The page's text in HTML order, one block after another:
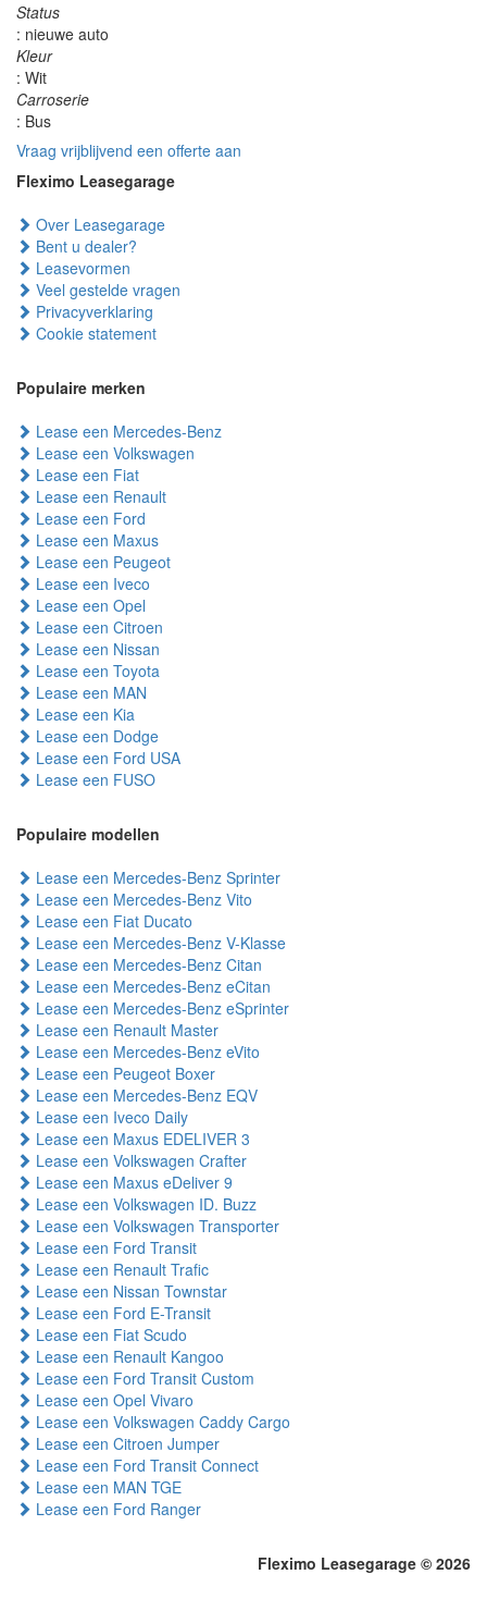
Status
: nieuwe auto
Kleur
: Wit
Carroserie
: Bus
Vraag vrijblijvend een offerte aan
Fleximo Leasegarage
Over Leasegarage
Bent u dealer?
Leasevormen
Veel gestelde vragen
Privacyverklaring
Cookie statement
Populaire merken
Lease een Mercedes-Benz
Lease een Volkswagen
Lease een Fiat
Lease een Renault
Lease een Ford
Lease een Maxus
Lease een Peugeot
Lease een Iveco
Lease een Opel
Lease een Citroen
Lease een Nissan
Lease een Toyota
Lease een MAN
Lease een Kia
Lease een Dodge
Lease een Ford USA
Lease een FUSO
Populaire modellen
Lease een Mercedes-Benz Sprinter
Lease een Mercedes-Benz Vito
Lease een Fiat Ducato
Lease een Mercedes-Benz V-Klasse
Lease een Mercedes-Benz Citan
Lease een Mercedes-Benz eCitan
Lease een Mercedes-Benz eSprinter
Lease een Renault Master
Lease een Mercedes-Benz eVito
Lease een Peugeot Boxer
Lease een Mercedes-Benz EQV
Lease een Iveco Daily
Lease een Maxus EDELIVER 3
Lease een Volkswagen Crafter
Lease een Maxus eDeliver 9
Lease een Volkswagen ID. Buzz
Lease een Volkswagen Transporter
Lease een Ford Transit
Lease een Renault Trafic
Lease een Nissan Townstar
Lease een Ford E-Transit
Lease een Fiat Scudo
Lease een Renault Kangoo
Lease een Ford Transit Custom
Lease een Opel Vivaro
Lease een Volkswagen Caddy Cargo
Lease een Citroen Jumper
Lease een Ford Transit Connect
Lease een MAN TGE
Lease een Ford Ranger
Fleximo Leasegarage © 2026